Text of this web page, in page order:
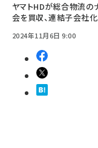
ヤマトHDが総合物流の
会を買収、連結子会社化
2024年11月6日 9:00